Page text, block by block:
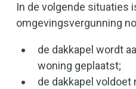
In de volgende situaties
omgevingsvergunning
de dakkapel wordt
woning geplaatst;
de dakkapel voldoet